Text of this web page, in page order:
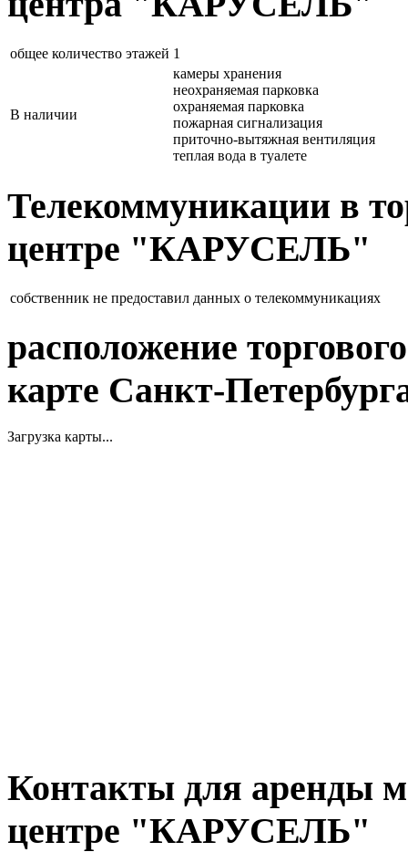
общее количество этажей 1
В наличии
камеры хранения
неохраняемая парковка
охраняемая парковка
пожарная сигнализация
приточно-вытяжная вентиляция
теплая вода в туалете
Телекоммуникации в
центре "КАРУСЕЛЬ"
собственник не предоставил данных о телекоммуникациях
расположение
карте Санкт-
Загрузка карты...
Контакты для аренды
центре "КАРУСЕЛЬ"